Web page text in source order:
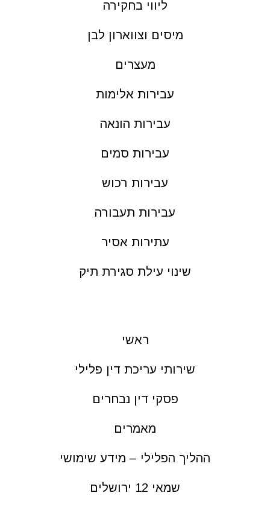
ליווי בחקירה
מיסים וצווארון לבן
מעצרים
עבירות אלימות
עבירות הונאה
עבירות סמים
עבירות רכוש
עבירות תעבורה
עתירות אסיר
שינוי עילת סגירת תיק
ראשי
שירותי עריכת דין פלילי
פסקי דין נבחרים
מאמרים
ההליך הפלילי – מידע שימושי
שמאי 12 ירושלים